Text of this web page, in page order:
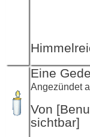
Eine
Angezündet
Von
sichtbar]